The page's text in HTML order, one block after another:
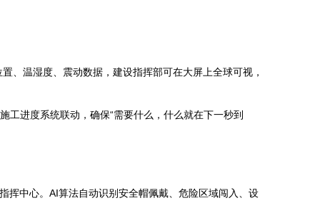
、温湿度、震动数据，建设指挥部可在大屏上全球可视，
工进度系统联动，确保“需要什么，什么就在下一秒到
挥中心。AI算法自动识别安全帽佩戴、危险区域闯入、设